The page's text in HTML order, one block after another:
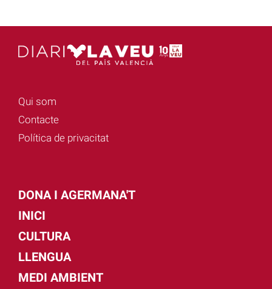
Qui som
Contacte
Política de privacitat
DONA I AGERMANA'T
INICI
CULTURA
LLENGUA
MEDI AMBIENT